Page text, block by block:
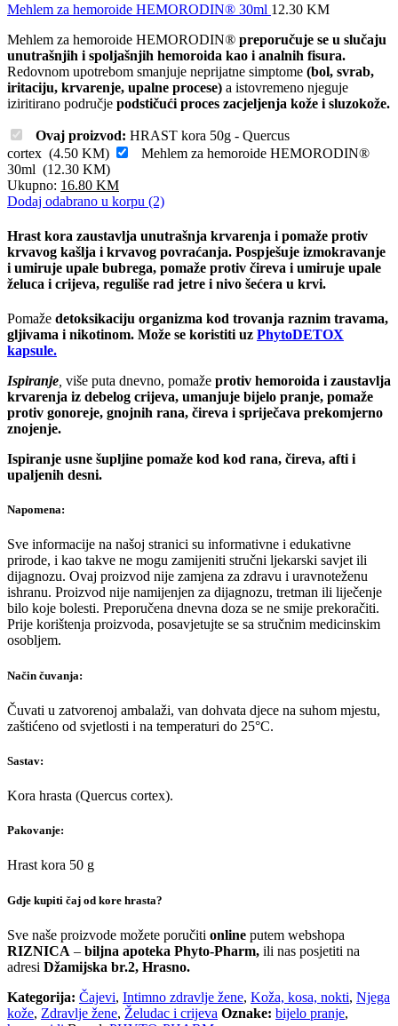
Mehlem za hemoroide HEMORODIN® 30ml 12.30 KM
Mehlem za hemoroide HEMORODIN® preporučuje se u slučaju
unutrašnjih i spoljašnjih hemoroida kao i analnih fisura.
Redovnom upotrebom smanjuje neprijatne simptome (bol, svrab,
iritaciju, krvarenje, upalne procese) a istovremeno njeguje
iziritirano područje podstičući proces zacjeljenja kože i sluzokože.
Ovaj proizvod: HRAST kora 50g - Quercus
cortex (4.50 KM)
Mehlem za hemoroide HEMORODIN®
30ml (12.30 KM)
Ukupno: 16.80 KM
Dodaj odabrano u korpu (2)
Hrast kora zaustavlja unutrašnja krvarenja i pomaže protiv
krvavog kašlja i krvavog povraćanja. Pospješuje izmokravanje
i umiruje upale bubrega, pomaže protiv čireva i umiruje upale
želuca i crijeva, reguliše rad jetre i nivo šećera u krvi.
Pomaže detoksikaciju organizma kod trovanja raznim travama,
gljivama i nikotinom. Može se koristiti uz PhytoDETOX
kapsule.
Ispiranje više puta dnevno, pomaže protiv hemoroida i zaustavlja
krvarenja iz debelog crijeva, umanjuje bijelo pranje, pomaže
protiv gonoreje, gnojnih rana, čireva i spriječava prekomjerno
znojenje.
Ispiranje usne šupljine pomaže kod kod rana, čireva, afti i
upaljenih desni.
Napomena:
Sve informacije na našoj stranici su informativne i edukativne
prirode, i kao takve ne mogu zamijeniti stručni ljekarski savjet ili
dijagnozu. Ovaj proizvod nije zamjena za zdravu i uravnoteženu
ishranu. Proizvod nije namijenjen za dijagnozu, tretman ili liječenje
bilo koje bolesti. Preporučena dnevna doza se ne smije prekoračiti.
Prije korištenja proizvoda, posavjetujte se sa stručnim medicinskim
osobljem.
Način čuvanja:
Čuvati u zatvorenoj ambalaži, van dohvata djece na suhom mjestu,
zaštićeno od svjetlosti i na temperaturi do 25°C.
Sastav:
Kora hrasta (Quercus cortex).
Pakovanje:
Hrast kora 50 g
Gdje kupiti čaj od kore hrasta?
Sve naše proizvode možete poručiti online putem webshopa
RIZNICA – biljna apoteka Phyto-Pharm, ili nas posjetiti na
adresi Džamijska br.2, Hrasno.
Kategorija: Čajevi, Intimno zdravlje žene, Koža, kosa, nokti, Njega
kože, Zdravlje žene, Želudac i crijeva Oznake: bijelo pranje,